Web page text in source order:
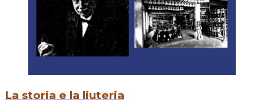
La storia e la liuteria